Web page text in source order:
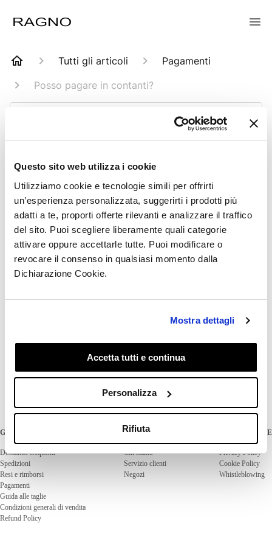
Questo sito web utilizza i cookie
Utilizziamo cookie e tecnologie simili per offrirti
un’esperienza personalizzata, suggerirti i prodotti più
adatti a te, proporti offerte rilevanti e analizzare il traffico
del sito. Puoi scegliere liberamente quali categorie
attivare oppure accettarle tutte. Puoi modificare o
revocare il consenso in qualsiasi momento dalla
Dichiarazione Cookie.
Mostra dettagli
Accetta tutti e continua
Personalizza
Rifiuta
Tutti gli articoli
Pagamenti
Posso pagare in contanti?
Posso pagare in
contanti?
Aggiornato6 mesi fa
disponibile.
Questo articolo ti è stato utile?
GUIDA ALL'ACQUISTO
Domande frequenti
Spedizioni
Resi e rimborsi
Pagamenti
Guida alle taglie
Condizioni generali di vendita
Refund Policy
INFORMAZIONI
Chi siamo
Servizio clienti
Negozi
AREA LEGALE
Privacy Policy
Cookie Policy
Whistleblowing